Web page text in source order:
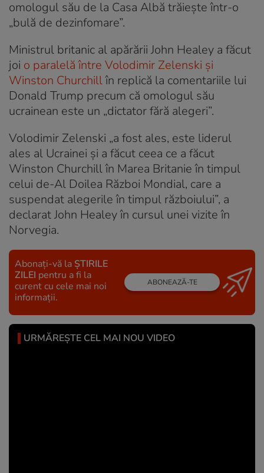
omologul său de la Casa Albă trăiește într-o
„bulă de dezinfomare”.
Ministrul britanic al apărării John Healey a făcut
joi o paralelă între Volodimir Zelenski și
Winston Churchillîn replică la comentariile lui
Donald Trump precum că omologul său
ucrainean este un „dictator fără alegeri”.
Volodimir Zelenski „a fost ales, este liderul
ales al Ucrainei și a făcut ceea ce a făcut
Winston Churchill în Marea Britanie în timpul
celui de-Al Doilea Război Mondial, care a
suspendat alegerile în timpul războiului”, a
declarat John Healey în cursul unei vizite în
Norvegia.
Abonați-vă la ȘTIRILE
ZILEI pentru a fi la
curent cu cele mai noi
informații.
ABONEAZĂ-TE
URMĂREȘTE CEL MAI NOU VIDEO